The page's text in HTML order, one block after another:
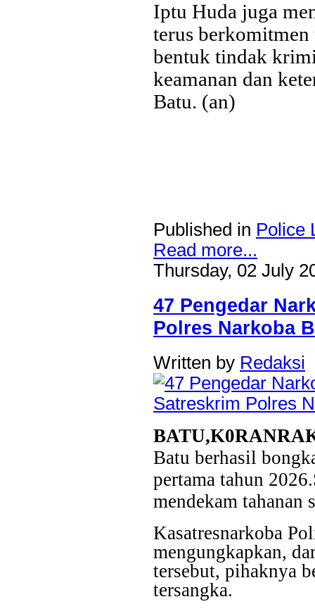
Iptu Huda juga
terus berkomitmen
bentuk tindak
keamanan dan
Batu. (an)
Published in Police
Read more...
Thursday, 02 July
47 Pengedar
Polres Narkoba
Written by Redaksi
Batu berhasil
pertama tahun
mendekam tahanan
Kasatresnarkoba
mengungkapkan,
tersebut, pihaknya
tersangka.